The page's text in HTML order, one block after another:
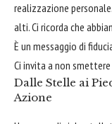
realizzazione
alti. Ci ricorda che
È un messaggio di
Ci invita a non
Dalle Stelle ai
Azione